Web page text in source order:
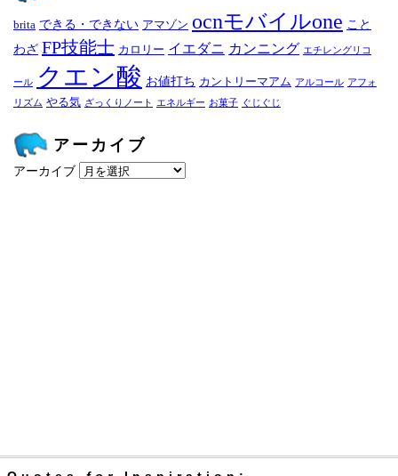
brita できる・できない アマゾン ocnモバイルone こと
わざ FP技能士 カロリー イエダニ カンニング エチレングリコ
ール クエン酸 お値打ち カントリーマアム アルコール アフォ
リズム やる気 ざっくりノート エネルギー お菓子 ぐじぐじ
アーカイブ
アーカイブ